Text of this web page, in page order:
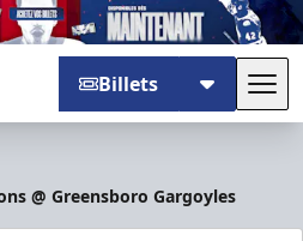
Billets
@ Greensboro Gargoyles